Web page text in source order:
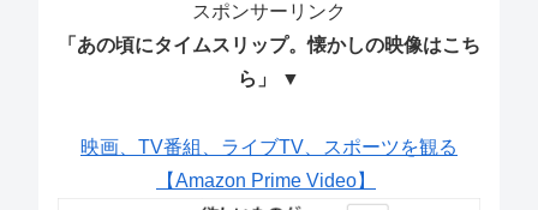
スポンサーリンク
「あの頃にタイムスリップ。懐かしの映像はこち
ら」 ▼
映画、TV番組、ライブTV、スポーツを観る
【Amazon Prime Video】